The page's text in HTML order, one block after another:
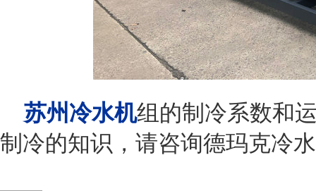
苏州冷水机组的制冷系数和
制冷的知识，请咨询德玛克冷